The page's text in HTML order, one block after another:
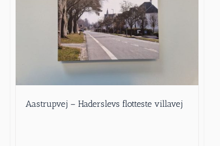
Aastrupvej – Haderslevs flotteste villavej